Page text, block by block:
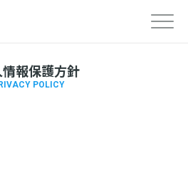
報保護方針
POLICY